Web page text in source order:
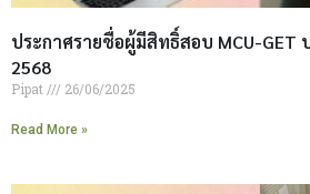
ประกาศรายชื่อผู้มีสิทธิ์สอบ MCU-GET
2568
Pipat 26/06/2025
Read More »